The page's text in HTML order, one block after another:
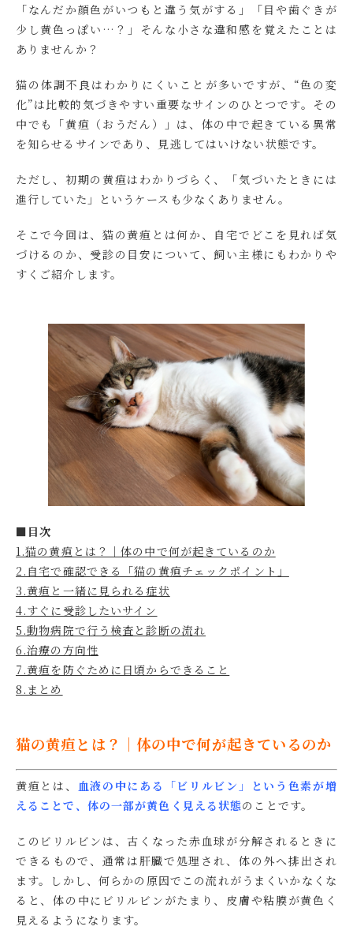
「なんだか顔色がいつもと違う気がする」「目や歯ぐきが
少し黄色っぽい…？」そんな小さな違和感を覚えたことは
ありませんか？
猫の体調不良はわかりにくいことが多いですが、“色の変
化”は比較的気づきやすい重要なサインのひとつです。その
中でも「黄疸（おうだん）」は、体の中で起きている異常
を知らせるサインであり、見逃してはいけない状態です。
ただし、初期の黄疸はわかりづらく、「気づいたときには
進行していた」というケースも少なくありません。
そこで今回は、猫の黄疸とは何か、自宅でどこを見れば気
づけるのか、受診の目安について、飼い主様にもわかりや
すくご紹介します。
■目次
1.猫の黄疸とは？｜体の中で何が起きているのか
2.自宅で確認できる「猫の黄疸チェックポイント」
3.黄疸と一緒に見られる症状
4.すぐに受診したいサイン
5.動物病院で行う検査と診断の流れ
6.治療の方向性
7.黄疸を防ぐために日頃からできること
8.まとめ
猫の黄疸とは？｜体の中で何が起きているのか
黄疸とは、
血液の中にある「ビリルビン」という色素が増
えることで、体の一部が黄色く見える状態のことです。
このビリルビンは、古くなった赤血球が分解されるときに
できるもので、通常は肝臓で処理され、体の外へ排出され
ます。しかし、何らかの原因でこの流れがうまくいかなくな
ると、体の中にビリルビンがたまり、皮膚や粘膜が黄色く
見えるようになります。